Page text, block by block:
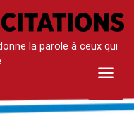
la parole à ceux qui
Main